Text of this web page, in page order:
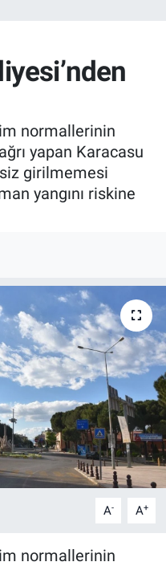
normallerinin
yapan Karacasu
girilmemesi
yangını riskine
A- A+
normallerinin